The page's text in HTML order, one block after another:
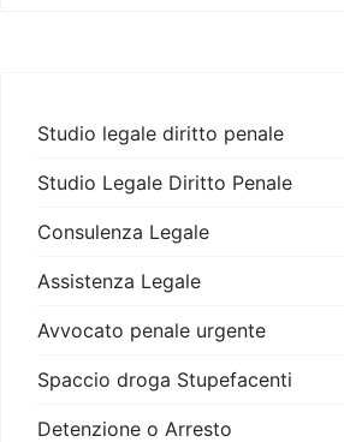
Studio legale diritto penale
Studio Legale Diritto Penale
Consulenza Legale
Assistenza Legale
Avvocato penale urgente
Spaccio droga Stupefacenti
Detenzione o Arresto